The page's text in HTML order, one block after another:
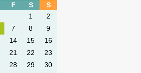
F S S
1
2
7 8
9
14 15
16
21 22
23
28 29
30